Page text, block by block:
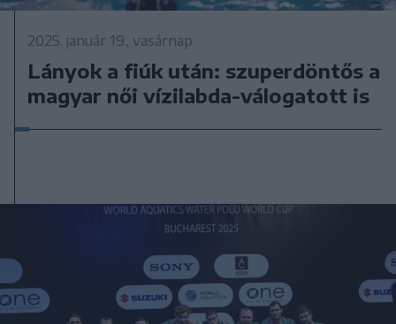
2025. január 19., vasárnap
Lányok a fiúk után: szuperdöntős a
magyar női vízilabda-válogatott is